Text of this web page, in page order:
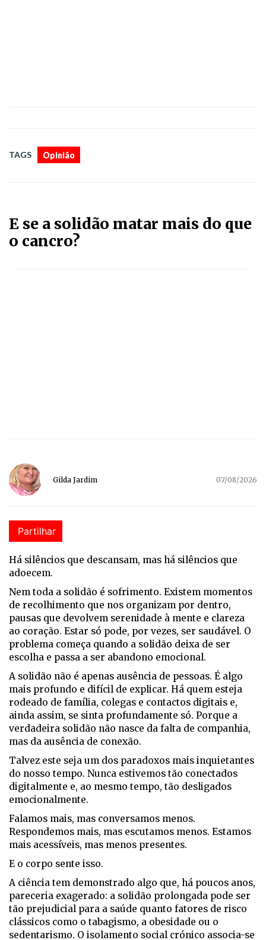
TAGS Opinião
E se a solidão matar mais do que
o cancro?
Gilda Jardim 07/08/2026
Partilhar
Há silêncios que descansam, mas há silêncios que
adoecem.
Nem toda a solidão é sofrimento. Existem momentos
de recolhimento que nos organizam por dentro,
pausas que devolvem serenidade à mente e clareza
ao coração. Estar só pode, por vezes, ser saudável. O
problema começa quando a solidão deixa de ser
escolha e passa a ser abandono emocional.
A solidão não é apenas ausência de pessoas. É algo
mais profundo e difícil de explicar. Há quem esteja
rodeado de família, colegas e contactos digitais e,
ainda assim, se sinta profundamente só. Porque a
verdadeira solidão não nasce da falta de companhia,
mas da ausência de conexão.
Talvez este seja um dos paradoxos mais inquietantes
do nosso tempo. Nunca estivemos tão conectados
digitalmente e, ao mesmo tempo, tão desligados
emocionalmente.
Falamos mais, mas conversamos menos.
Respondemos mais, mas escutamos menos. Estamos
mais acessíveis, mas menos presentes.
E o corpo sente isso.
A ciência tem demonstrado algo que, há poucos anos,
pareceria exagerado: a solidão prolongada pode ser
tão prejudicial para a saúde quanto fatores de risco
clássicos como o tabagismo, a obesidade ou o
sedentarismo. O isolamento social crónico associa-se